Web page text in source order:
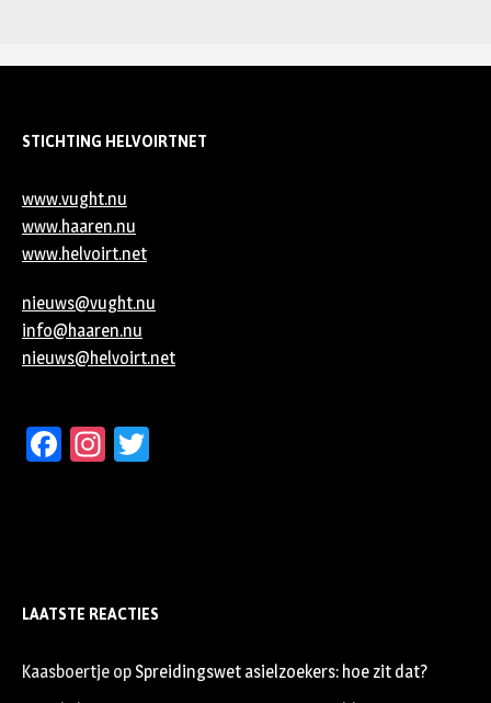
STICHTING HELVOIRTNET
www.vught.nu
www.haaren.nu
www.helvoirt.net
nieuws@vught.nu
info@haaren.nu
nieuws@helvoirt.net
Facebook
Instagram
LAATSTE REACTIES
Kaasboertje op Spreidingswet asielzoekers: hoe zit dat?